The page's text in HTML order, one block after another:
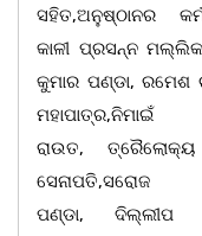
ସହିତ,ଅନୁଷ୍ଠାନର
କାଳୀ ପ୍ରସନ୍ନ
କୁମାର ପଣ୍ଡା, ରମେଶ
ମହାପାତ୍ର,ନିମାଇଁ
ରାଉତ,
ସେନାପତି,ସରୋଜ
ପଣ୍ଡା, ଦିଲ୍ଲୀପ